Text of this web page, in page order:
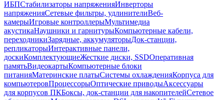
ИБПСтабилизаторы напряженияИнверторы
напряженияСетевые фильтры, удлинителиВеб-
камерыИгровые контроллерыМультимедиа
акустикаНаушники и гарнитурыКомпьютерные кабели,
переходникиЗарядные, аккумуляторыДок-станции,
репликаторыИнтерактивные панели,
доскиКомплектующиеЖесткие диски, SSDОперативная
памятьВидеокартыКомпьютерные блоки
питанияМатеринские платыСистемы охлажденияКорпуса для
компьютеровПроцессорыОптические приводыАксессуары
для корпусов ПКБоксы, док-станции для накопителейСетевое